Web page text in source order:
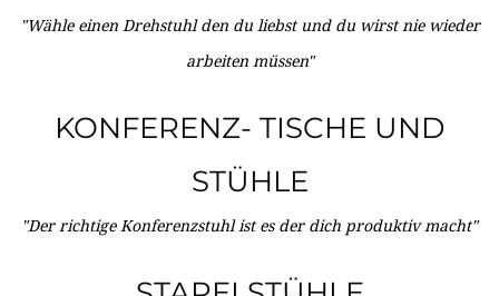
"Wähle einen Drehstuhl den du liebst und du wirst nie wieder
arbeiten müssen"
KONFERENZ- TISCHE UND
STÜHLE
"Der richtige Konferenzstuhl ist es der dich produktiv macht"